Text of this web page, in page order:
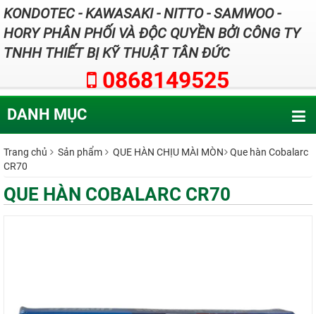
KONDOTEC - KAWASAKI - NITTO - SAMWOO -
HORY PHÂN PHỐI VÀ ĐỘC QUYỀN BỞI CÔNG TY
TNHH THIẾT BỊ KỸ THUẬT TÂN ĐỨC
0868149525
DANH MỤC
Trang chủ Sản phẩm QUE HÀN CHỊU MÀI MÒN
Que hàn Cobalarc
CR70
QUE HÀN COBALARC CR70